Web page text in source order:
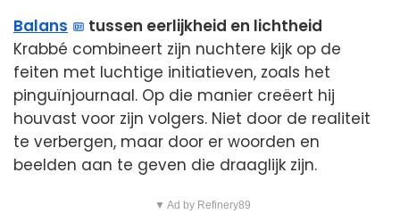
Balans
tussen eerlijkheid en lichtheid
Krabbé combineert zijn nuchtere kijk op de
feiten met luchtige initiatieven, zoals het
pinguïnjournaal. Op die manier creëert hij
houvast voor zijn volgers. Niet door de realiteit
te verbergen, maar door er woorden en
beelden aan te geven die draaglijk zijn.
▼ Ad by Refinery89